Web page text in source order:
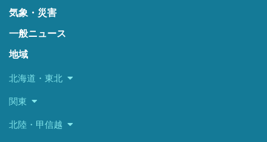
気象・災害
一般ニュース
地域
北海道・東北
関東
北陸・甲信越